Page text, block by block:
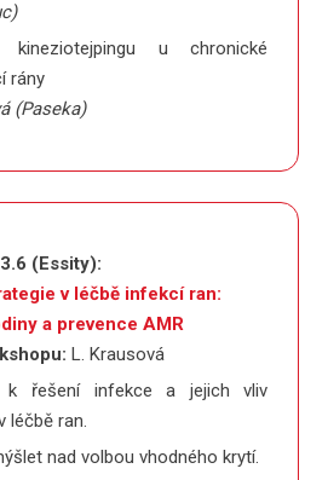
kineziotejpingu u chronické
rány
(Paseka)
(Essity):
v léčbě infekcí ran:
a prevence AMR
L. Krausová
k řešení infekce a jejich vliv
léčbě ran.
nad volbou vhodného krytí.